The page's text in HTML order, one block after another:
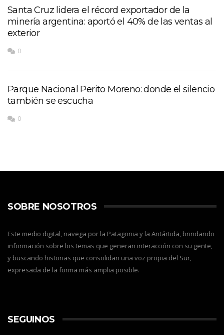
Santa Cruz lidera el récord exportador de la
minería argentina: aportó el 40% de las ventas al
exterior
0
Parque Nacional Perito Moreno: donde el silencio
también se escucha
0
SOBRE NOSOTROS
Este medio digital, navega por la Patagonia y la Antártida, brindando
información sobre los temas que generan interacción con su gente,
y buscando historias que consolidan una voz propia del Sur,
expresada de la forma más amplia posible.
SEGUINOS